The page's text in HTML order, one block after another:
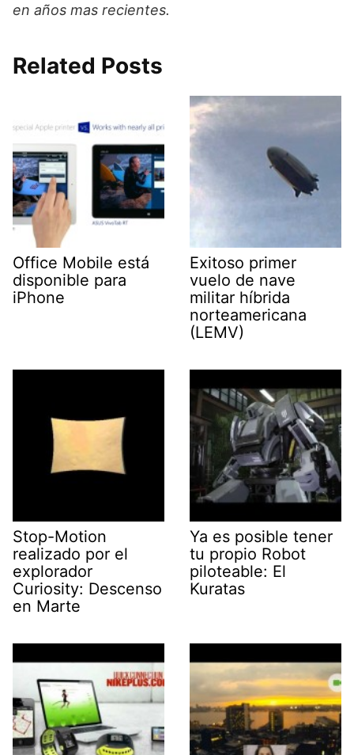
en años mas recientes.
Related Posts
Office Mobile está
disponible para
iPhone
Exitoso primer
vuelo de nave
militar híbrida
norteamericana
(LEMV)
Stop-Motion
realizado por el
explorador
Curiosity: Descenso
en Marte
Ya es posible tener
tu propio Robot
piloteable: El
Kuratas